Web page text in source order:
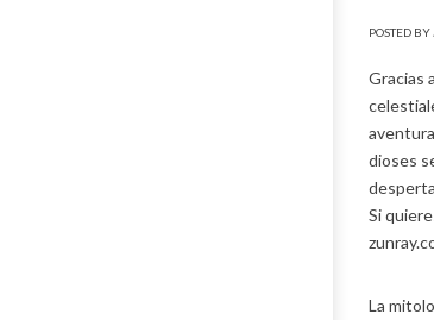
POSTED BY
Gracias
dioses
Si
La